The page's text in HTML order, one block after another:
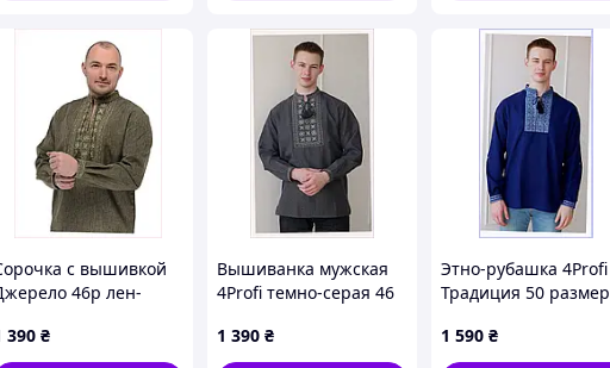
магазині "Скарбниця-Карпат"?
Оплатіть Ваше
замовлення
Отримайте товар
нашому інтернет-магазині?
с вышивкой
46р лен-
390 ₴
Вышиванка мужская
4Profi темно-серая 46
A86138A97
1 390 ₴
Этно-рубашка 4Profi
Традиция 50 размер
P861391T1
1 590 ₴